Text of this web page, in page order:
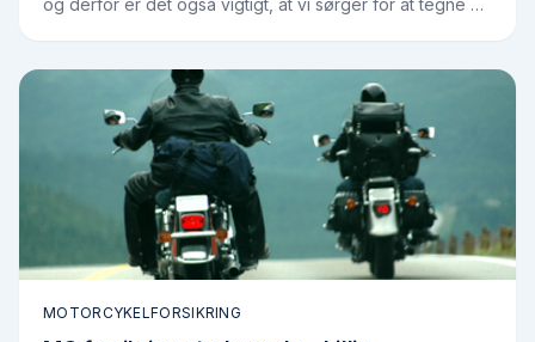
og derfor er det også vigtigt, at vi sørger for at tegne en
MOTORCYKELFORSIKRING